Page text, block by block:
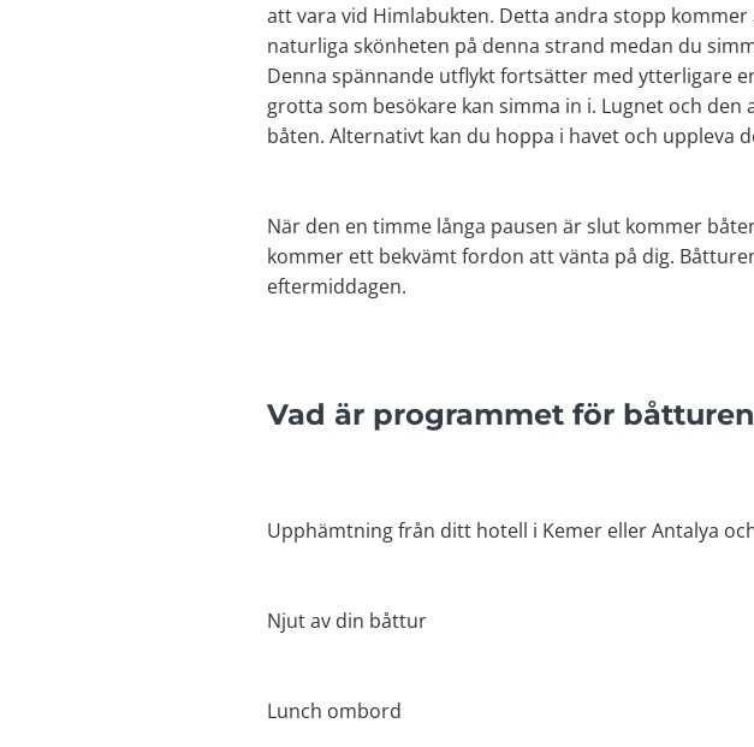
att vara vid Himlabukten. Detta andra stopp
naturliga skönheten på denna strand medan du
Denna spännande utflykt fortsätter med ytterligare
grotta som besökare kan simma in i. Lugnet och
båten. Alternativt kan du hoppa i havet och uppleva
När den en timme långa pausen är slut kommer
kommer ett bekvämt fordon att vänta på dig.
eftermiddagen.
Vad är programmet för
Upphämtning från ditt hotell i Kemer eller Antalya
Njut av din båttur
Lunch ombord